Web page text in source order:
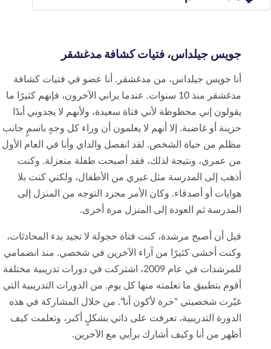
جويس جيلداس، فتيات كشافة مدغشقر
أنا جويس جيلداس، من مدغشقر. أنا عضو في فتيات كشافة
مدغشقر منذ 10 سنوات. عندما يراني الآخرون، فإنهم كثيرًا ما
يقولون إني محظوظة لأني فتاة سعيدة، ولأنهم لا يجدوني أبدًا
حزينة أو غاضبة. إلا أنهم لا يعلمون أن وراء كل وجهٍ باسمٍ جانب
مظلم من حياة الشخص. لقد انفصل والداي وأنا في العام الأول
من عمري، ونتيجة لذلك، فقد أصبحت طفلة منعزلة. وكنت
أذهب إلى المدرسة مثل غيري من الأطفال، ولكني كنت بلا
هوايات أو أصدقاء. وكان الأمر مجرد التوجه من المنزل إلى
المدرسة ثم العودة إلى المنزل مرة أخرى.
قبل أن أصبح مرشدة، كنت فتاة خجولة لا تجيد بدء المحادثات،
وكنت أخشى كثيرًا من آراء الآخرين في شخصي. منذ انضمامي
للمرشدات في عام 2009، اشتركت في دورات تدريبية مختلفة
أقوم بتطبيق ما تعلمته منها كل يوم. من الدورات التدريبية التي
غيّرت شخصيتي "حرة لأكون أنا". من خلال المشاركة في هذه
الدورة التدريبية، تعرفت على ذاتي بشكلٍ أكبر، وتعلمت كيف
أظهر من أنا وكيف أشارك برأيي مع الآخرين.